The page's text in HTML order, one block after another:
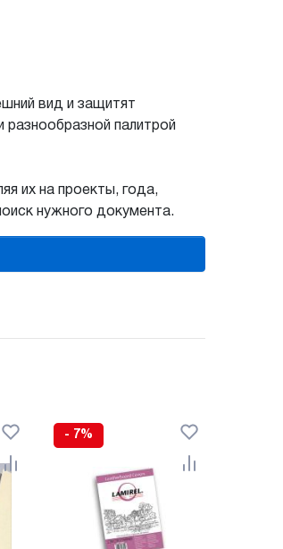
вид и защитят
палитрой
их на проекты, года,
нужного документа.
- 7%